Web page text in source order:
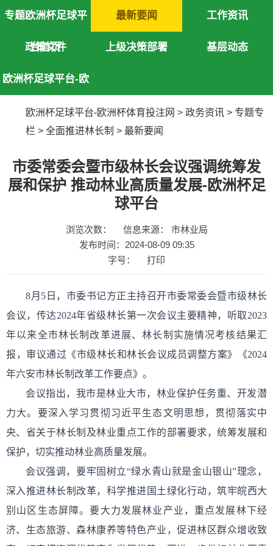
专题欧洲杯足球平
台首页
最新要闻 工作资讯
政策文件 上级决策部署 基层动态
欧洲杯足球平台-欧
洲杯体育投注网
欧洲杯足球平台-欧洲杯体育投注网 > 政务资讯 > 专题专
栏 > 全面推进林长制 > 最新要闻
市委常委会暨市级林长会议强调统筹发
展和保护 推动林业高质量发展-欧洲杯足
球平台
浏览次数：
信息来源： 市林业局
发布时间：2024-08-09 09:35
字号：
打印
8月5日，市委书记方正主持召开市委常委会暨市级林长
会议，传达2024年省级林长第一次会议主要精神，听取2023
年以来全市林长制改革进展、林长制实施情况考核结果汇
报，审议通过《市级林长和林长会议成员调整方案》《2024
年六安市林长制改革工作要点》。
会议指出，我市是林业大市，林业保护任务重、开发潜
力大。要深入学习贯彻习近平生态文明思想，贯彻落实中
央、省关于林长制及林业重点工作的部署要求，统筹发展和
保护，切实推动林业高质量发展。
会议强调，要牢固树立“绿水青山就是金山银山”理念，
深入推进林长制改革，科学推进国土绿化行动，筑牢皖西大
别山区生态屏障。要大力发展林业产业，重点发展林下经
济、生态旅游、森林康养等特色产业，促进林区群众增收致